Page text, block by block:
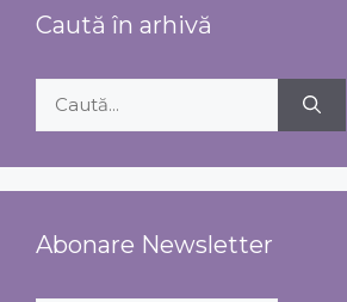
Caută în arhivă
după:
Abonare Newsletter